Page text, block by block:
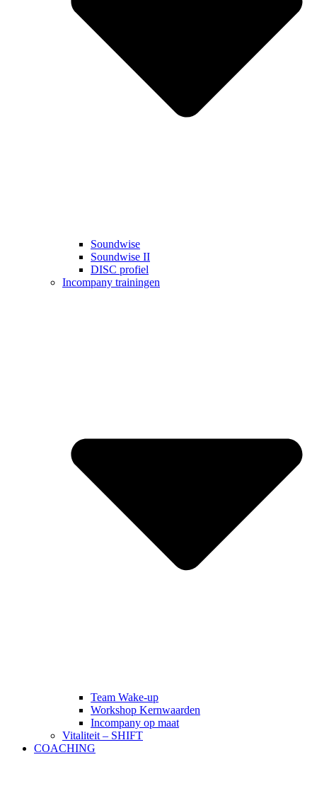
Soundwise
Soundwise II
DISC profiel
Incompany trainingen
Team Wake-up
Workshop Kernwaarden
Incompany op maat
Vitaliteit – SHIFT
COACHING